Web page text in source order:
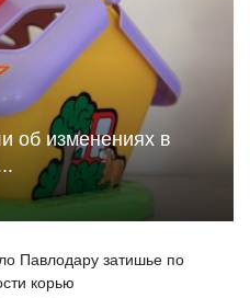
об изменениях в
Павлодару затишье по
корью